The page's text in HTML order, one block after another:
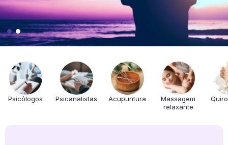
Psicólogos Psicanalistas Acupuntura
Massagem
relaxante